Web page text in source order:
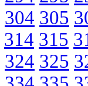
304 305
314 315
324 325